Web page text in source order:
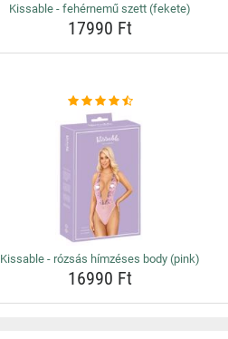
Kissable - fehérnemű szett (fekete)
17990 Ft
Kissable - rózsás hímzéses body (pink)
16990 Ft